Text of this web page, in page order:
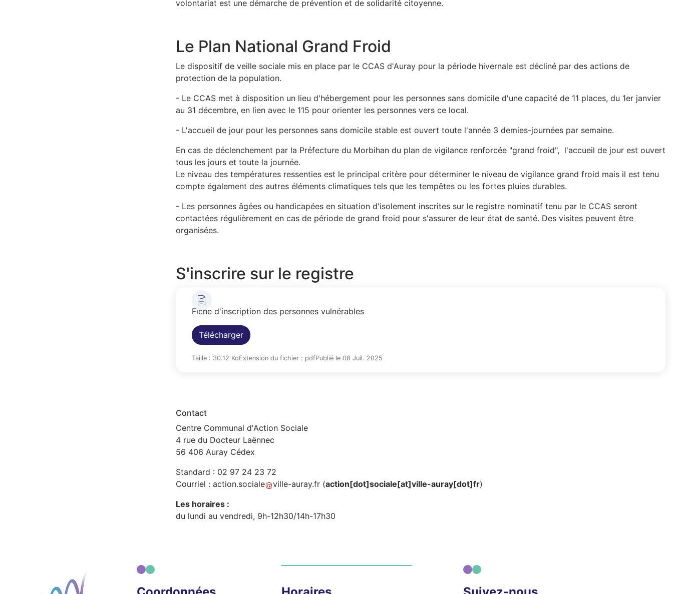
volontariat est une démarche de prévention et de solidarité citoyenne.
Le Plan National Grand Froid
Le dispositif de veille sociale mis en place par le CCAS d'Auray pour la période hivernale est décliné par des actions de
protection de la population.
- Le CCAS met à disposition un lieu d'hébergement pour les personnes sans domicile d'une capacité de 11 places, du 1er janvier
au 31 décembre, en lien avec le 115 pour orienter les personnes vers ce local.
- L'accueil de jour pour les personnes sans domicile stable est ouvert toute l'année 3 demies-journées par semaine.
En cas de déclenchement par la Préfecture du Morbihan du plan de vigilance renforcée "grand froid", l'accueil de jour est ouvert
tous les jours et toute la journée.
Le niveau des températures ressenties est le principal critère pour déterminer le niveau de vigilance grand froid mais il est tenu
compte également des autres éléments climatiques tels que les tempêtes ou les fortes pluies durables.
- Les personnes âgées ou handicapées en situation d'isolement inscrites sur le registre nominatif tenu par le CCAS seront
contactées régulièrement en cas de période de grand froid pour s'assurer de leur état de santé. Des visites peuvent être
organisées.
S'inscrire sur le registre
Fiche d'inscription des personnes vulnérables
Télécharger
Taille : 30.12 KoExtension du fichier : pdfPublié le 08 Juil. 2025
Contact
Centre Communal d'Action Sociale
4 rue du Docteur Laënnec
56 406 Auray Cédex
Standard : 02 97 24 23 72
Courriel : action.sociale ville-auray.fr (action[dot]sociale[at]ville-auray[dot]fr)
Les horaires :
du lundi au vendredi, 9h-12h30/14h-17h30